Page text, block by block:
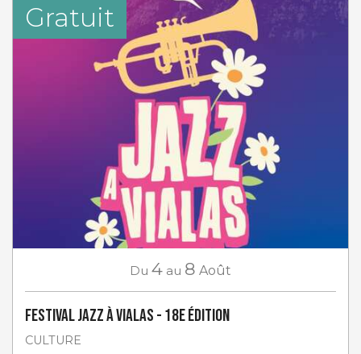
Gratuit
Du 4 au 8 Août
Festival Jazz à Vialas - 18e Édition
CULTURE